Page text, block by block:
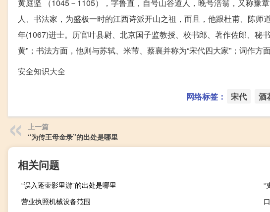
黄庭坚 （1045－1105），字鲁直，自号山谷道人，晚号涪翁，又称豫
人、书法家，为盛极一时的江西诗派开山之祖，而且，他跟杜甫、陈师
年(1067)进士。历官叶县尉、北京国子监教授、校书郎、著作佐郎、秘
黄”；书法方面，他则与苏轼、米芾、蔡襄并称为“宋代四大家”；词作方
安全知识大全
网络标签： 宋代 酒
上一篇
“为传王母金录”的出处是哪里
相关问题
“误入蓬壶影里游”的出处是哪里
“
营业执照机械设备范围